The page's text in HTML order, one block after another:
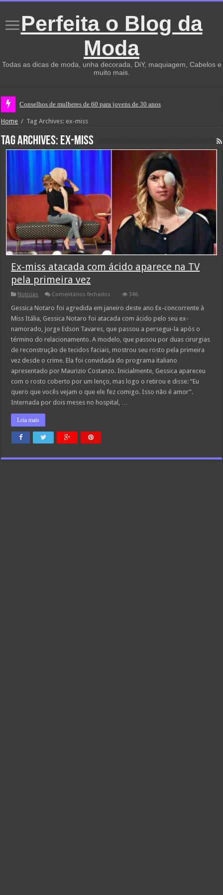
Perfeita o Blog da
Moda
Todas as dicas de moda, unha decorada, DiY, maquiagem, Cabelos e
muito mais.
Conselhos de mulheres de 60 para jovens de 30 anos
Home / Tag Archives: ex-miss
Tag Archives: ex-miss
Ex-miss atacada com ácido aparece na TV
pela primeira vez
Notícias Comentários fechados
miss
com
ácido
aparece
na
pela
primeira
346
Gessica Notaro foi agredida em janeiro deste ano Ex-concorrente à
Miss Itália, Gessica Notaro foi atacada com ácido pelo seu ex-
namorado, Jorge Edson Tavares, que passou a persegui-la após o
término do relacionamento. A modelo, que passou por duas cirurgias
de reconstrução de tecidos faciais, mostrou seu rosto pela primeira
vez desde o crime. Ela foi convidada do programa italiano
apresentado por Maurizio Costanzo. Inicialmente, Gessica apareceu
com o rosto coberto por um lenço, mas logo o retirou e disse: “Eu
quero que vocês vejam o que ele fez comigo. Isso não é amor”.
Internada por dois meses no hospital, …
Leia mais